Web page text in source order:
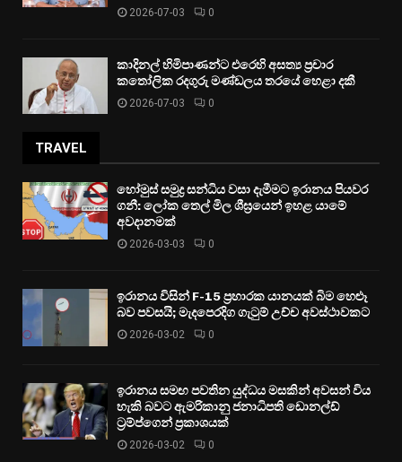
2026-07-03 0
කාදිනල් හිමිපාණන්ට එරෙහි අසත්‍ය ප්‍රචාර
කතෝලික රදගුරු මණ්ඩලය තරයේ හෙළා දකී
2026-07-03 0
TRAVEL
හෝමුස් සමුද්‍ර සන්ධිය වසා දැමීමට ඉරානය පියවර
ගනී: ලෝක තෙල් මිල ශීඝ්‍රයෙන් ඉහළ යාමේ
අවදානමක්
2026-03-03 0
ඉරානය විසින් F-15 ප්‍රහාරක යානයක් බිම හෙළූ
බව පවසයි; මැදපෙරදිග ගැටුම් උච්ච අවස්ථාවකට
2026-03-02 0
ඉරානය සමඟ පවතින යුද්ධය මසකින් අවසන් විය
හැකි බවට ඇමරිකානු ජනාධිපති ඩොනල්ඩ්
ට්‍රම්ප්ගෙන් ප්‍රකාශයක්
2026-03-02 0